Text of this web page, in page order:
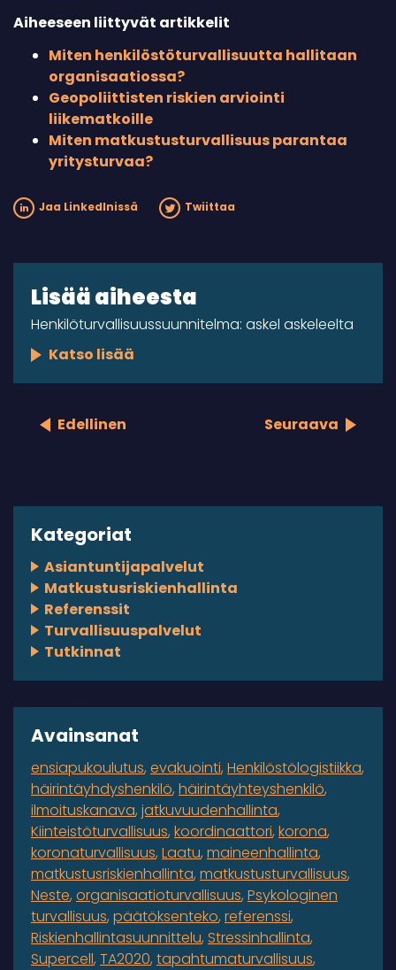
Aiheeseen liittyvät artikkelit
Miten henkilöstöturvallisuutta hallitaan
organisaatiossa?
Geopoliittisten riskien arviointi
liikematkoille
Miten matkustusturvallisuus parantaa
yritysturvaa?
Jaa LinkedInissä Twiittaa
Lisää aiheesta
Henkilöturvallisuussuunnitelma: askel askeleelta
Katso lisää
Edellinen Seuraava
Kategoriat
Asiantuntijapalvelut
Matkustusriskienhallinta
Referenssit
Turvallisuuspalvelut
Tutkinnat
Avainsanat
ensiapukoulutus evakuointi Henkilöstölogistiikka
häirintäyhdyshenkilö häirintäyhteyshenkilö
ilmoituskanava jatkuvuudenhallinta
Kiinteistöturvallisuus koordinaattori korona
koronaturvallisuus Laatu maineenhallinta
matkustusriskienhallinta matkustusturvallisuus
Neste organisaatioturvallisuus Psykologinen
turvallisuus päätöksenteko referenssi
Riskienhallintasuunnittelu Stressinhallinta
Supercell TA2020 tapahtumaturvallisuus